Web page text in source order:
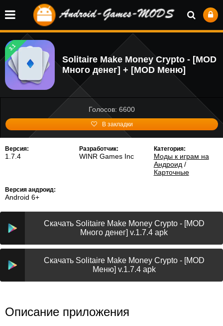
3.1
Solitaire Make Money Crypto - [MOD
Много денег] + [MOD Меню]
Голосов: 6600
В закладки
Версия:
1.7.4
Разработчик:
WINR Games Inc
Категория:
Моды к играм на
Андроид /
Карточные
Версия андроид:
Android 6+
Скачать Solitaire Make Money Crypto - [MOD
Много денег] v.1.7.4 apk
Скачать Solitaire Make Money Crypto - [MOD
Меню] v.1.7.4 apk
Описание приложения